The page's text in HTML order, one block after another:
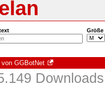
Größe
von GGBotNet